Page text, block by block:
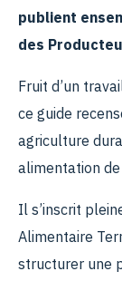
publient
des
Fruit d’un
ce guide
agriculture
alimentation
Il s’inscrit
Alimentaire
structurer une